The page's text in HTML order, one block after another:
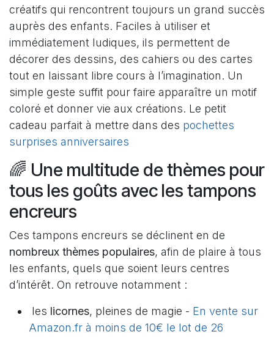
créatifs qui rencontrent toujours un grand succès
auprès des enfants. Faciles à utiliser et
immédiatement ludiques, ils permettent de
décorer des dessins, des cahiers ou des cartes
tout en laissant libre cours à l’imagination. Un
simple geste suffit pour faire apparaître un motif
coloré et donner vie aux créations. Le petit
cadeau parfait à mettre dans des pochettes
surprises anniversaires
🌈 Une multitude de thèmes pour
tous les goûts avec les tampons
encreurs
Ces tampons encreurs se déclinent en de
nombreux thèmes populaires, afin de plaire à tous
les enfants, quels que soient leurs centres
d’intérêt. On retrouve notamment :
les licornes, pleines de magie - En vente sur
Amazon.fr à moins de 10€ le lot de 26